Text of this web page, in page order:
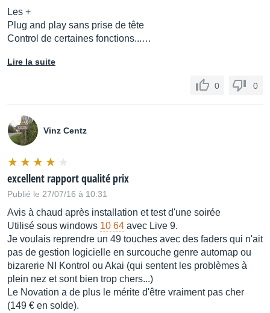
Les +
Plug and play sans prise de tête
Control de certaines fonctions...…
Lire la suite
0 0
Vinz Centz
excellent rapport qualité prix
Publié le 27/07/16 à 10:31
Avis à chaud après installation et test d'une soirée
Utilisé sous windows 10 64 avec Live 9.
Je voulais reprendre un 49 touches avec des faders qui n'ait
pas de gestion logicielle en surcouche genre automap ou
bizarerie NI Kontrol ou Akai (qui sentent les problèmes à
plein nez et sont bien trop chers...)
Le Novation a de plus le mérite d'être vraiment pas cher
(149 € en solde).